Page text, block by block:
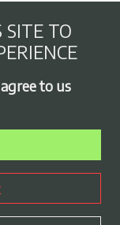
SITE TO
to us